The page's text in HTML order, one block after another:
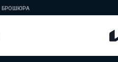
БРОШЮРА